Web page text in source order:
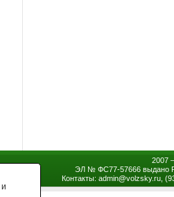
2007
ЭЛ № ФС77-57666 выдано
Контакты: admin@volzsky.ru,
и